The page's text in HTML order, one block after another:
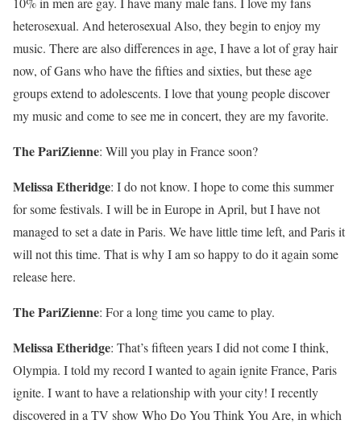
heterosexual. And heterosexual Also, they begin to enjoy my
music. There are also differences in age, I have a lot of gray hair
now, of Gans who have the fifties and sixties, but these age
groups extend to adolescents. I love that young people discover
my music and come to see me in concert, they are my favorite.
The PariZienne: Will you play in France soon?
Melissa Etheridge: I do not know. I hope to come this summer
for some festivals. I will be in Europe in April, but I have not
managed to set a date in Paris. We have little time left, and Paris it
will not this time. That is why I am so happy to do it again some
release here.
The PariZienne: For a long time you came to play.
Melissa Etheridge: That’s fifteen years I did not come I think,
Olympia. I told my record I wanted to again ignite France, Paris
ignite. I want to have a relationship with your city! I recently
discovered in a TV show Who Do You Think You Are, in which